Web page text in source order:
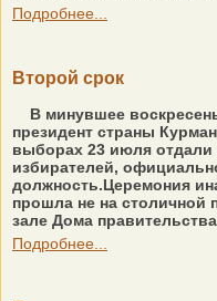
Подробнее...
Второй срок
В минувшее
президент страны
выборах 23 июля отдали
избирателей,
должность.Церемония
прошла не на
зале Дома
Подробнее...